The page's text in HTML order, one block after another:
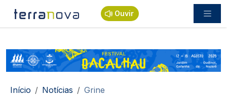
Passar para o conteúdo principal
Ouvir
Navegação estrutural
Início Notícias Grine